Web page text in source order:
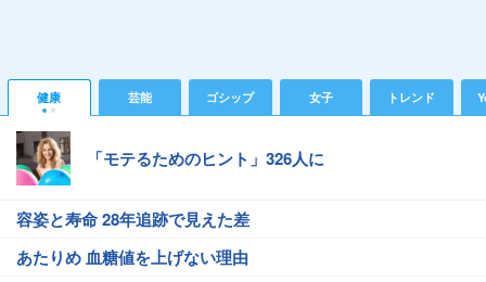
健康 芸能 ゴシップ 女子 トレンド
「モテるためのヒント」326人に
容姿と寿命 28年追跡で見えた差
あたりめ 血糖値を上げない理由